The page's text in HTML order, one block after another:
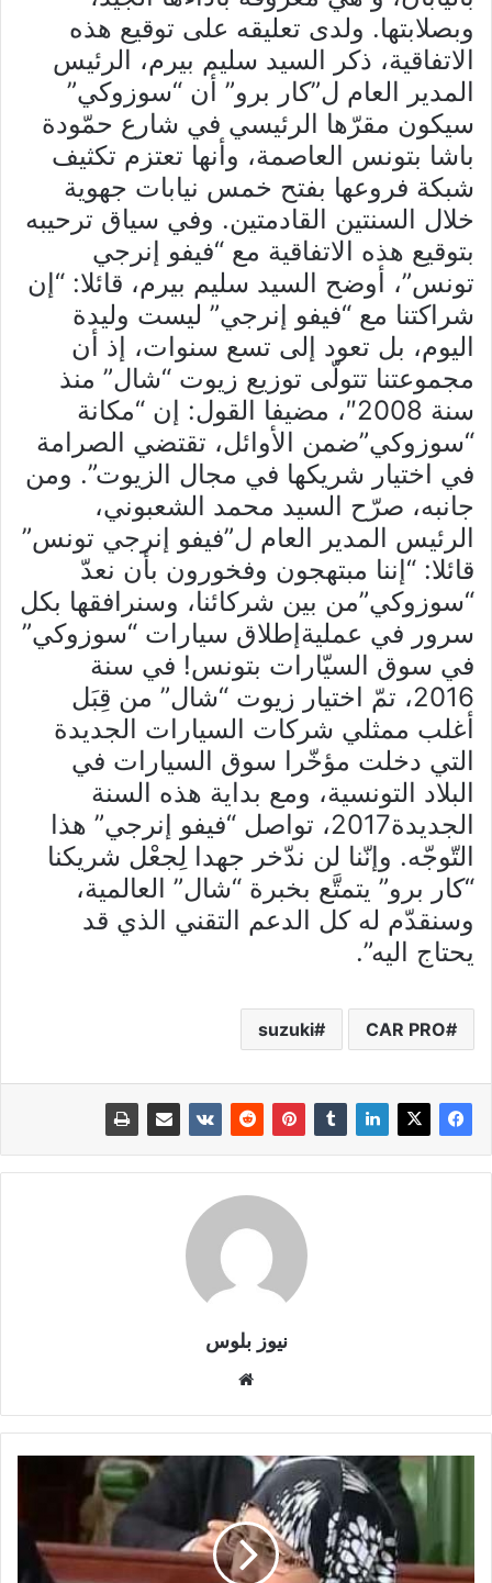
وبصلابتها. ولدى تعليقه على توقيع هذه
الاتفاقية، ذكر السيد سليم بيرم، الرئيس
المدير العام ل”كار برو” أن “سوزوكي”
سيكون مقرّها الرئيسي في شارع حمّودة
باشا بتونس العاصمة، وأنها تعتزم تكثيف
شبكة فروعها بفتح خمس نيابات جهوية
خلال السنتين القادمتين. وفي سياق ترحيبه
بتوقيع هذه الاتفاقية مع “فيفو إنرجي
تونس”، أوضح السيد سليم بيرم، قائلا: “إن
شراكتنا مع “فيفو إنرجي” ليست وليدة
اليوم، بل تعود إلى تسع سنوات، إذ أن
مجموعتنا تتولّى توزيع زيوت “شال” منذ
سنة 2008″، مضيفا القول: إن “مكانة
“سوزوكي”ضمن الأوائل، تقتضي الصرامة
في اختيار شريكها في مجال الزيوت”. ومن
جانبه، صرّح السيد محمد الشعبوني،
الرئيس المدير العام ل”فيفو إنرجي تونس”
قائلا: “إننا مبتهجون وفخورون بأن نعدّ
“سوزوكي”من بين شركائنا، وسنرافقها بكل
سرور في عمليةإطلاق سيارات “سوزوكي”
في سوق السيّارات بتونس! في سنة
2016، تمّ اختيار زيوت “شال” من قِبَل
أغلب ممثلي شركات السيارات الجديدة
التي دخلت مؤخّرا سوق السيارات في
البلاد التونسية، ومع بداية هذه السنة
الجديدة2017، تواصل “فيفو إنرجي” هذا
التّوجّه. وإنّنا لن ندّخر جهدا لِجعْل شريكنا
“كار برو” يتمتَّع بخبرة “شال” العالمية،
وسنقدّم له كل الدعم التقني الذي قد
يحتاج اليه”.
CAR PRO
suzuki
نيوز بلوس